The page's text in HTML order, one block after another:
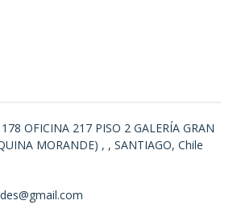
OFICINA 217 PISO 2 GALERÍA GRAN
MORANDE) , , SANTIAGO, Chile